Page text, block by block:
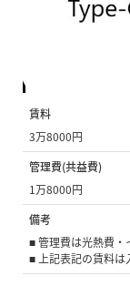
賃料
3万8000円
管理費(共益費)
1万8000円
備考
■ 管理費は光熱費
■ 上記表記の賃料